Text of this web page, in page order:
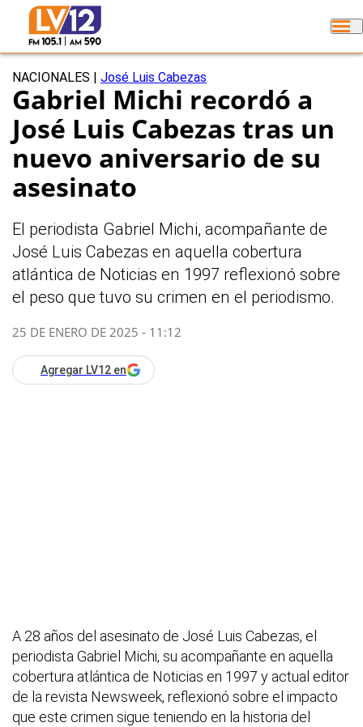
NACIONALES José Luis Cabezas
Gabriel Michi recordó a
José Luis Cabezas tras un
nuevo aniversario de su
asesinato
El periodista Gabriel Michi, acompañante de
José Luis Cabezas en aquella cobertura
atlántica de Noticias en 1997 reflexionó sobre
el peso que tuvo su crimen en el periodismo.
25 DE ENERO DE 2025 - 11:12
Agregar LV12 en
A 28 años del asesinato de José Luis Cabezas, el
periodista Gabriel Michi, su acompañante en aquella
cobertura atlántica de Noticias en 1997 y actual editor
de la revista Newsweek, reflexionó sobre el impacto
que este crimen sigue teniendo en la historia del